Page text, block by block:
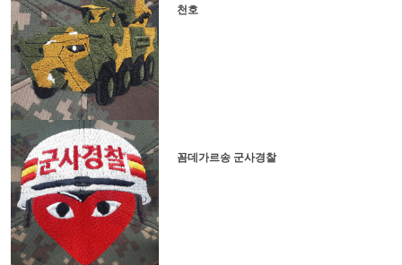
천호
꼼데가르송 군사경찰